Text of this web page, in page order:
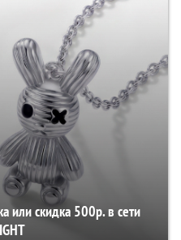
или скидка 500р. в сети